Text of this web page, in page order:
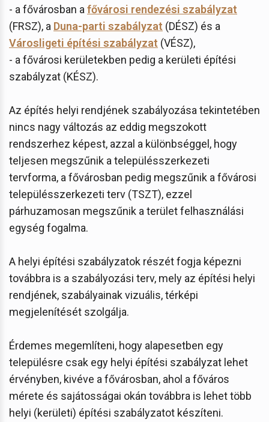
- a fővárosban a fővárosi rendezési szabályzat
(FRSZ), a Duna-parti szabályzat (DÉSZ) és a
Városligeti építési szabályzat (VÉSZ),
- a fővárosi kerületekben pedig a kerületi építési
szabályzat (KÉSZ).
Az építés helyi rendjének szabályozása tekintetében
nincs nagy változás az eddig megszokott
rendszerhez képest, azzal a különbséggel, hogy
teljesen megszűnik a településszerkezeti
tervforma, a fővárosban pedig megszűnik a fővárosi
településszerkezeti terv (TSZT), ezzel
párhuzamosan megszűnik a terület felhasználási
egység fogalma.
A helyi építési szabályzatok részét fogja képezni
továbbra is a szabályozási terv, mely az építési helyi
rendjének, szabályainak vizuális, térképi
megjelenítését szolgálja.
Érdemes megemlíteni, hogy alapesetben egy
településre csak egy helyi építési szabályzat lehet
érvényben, kivéve a fővárosban, ahol a főváros
mérete és sajátosságai okán továbbra is lehet több
helyi (kerületi) építési szabályzatot készíteni.